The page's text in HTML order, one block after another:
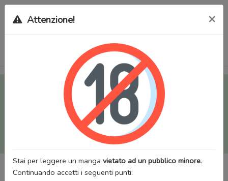
Tutti i Doujinshi e Manga per adulti (+18) sono stati trasferiti
sul nostro nuovo sito (
mangaworldadult.net
); invece, per i
Manga classici, puoi utilizzare
MangaWorld
Potrai effettuare illogincon il tuo account di MangaWorld
tutti i dati sono condivisi tra i due siti,
perderai alcun dato, inclusi bookmarks e premium
Attenzione! ×
Stai per leggere un manga vietato ad un pubblico minore.
Continuando accetti i seguenti punti: